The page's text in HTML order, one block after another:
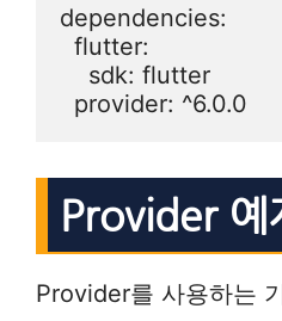
dependencies:
  flutter:
    sdk: flutter
  provider: ^6.0.0
Provider 예
Provider를 사용하는